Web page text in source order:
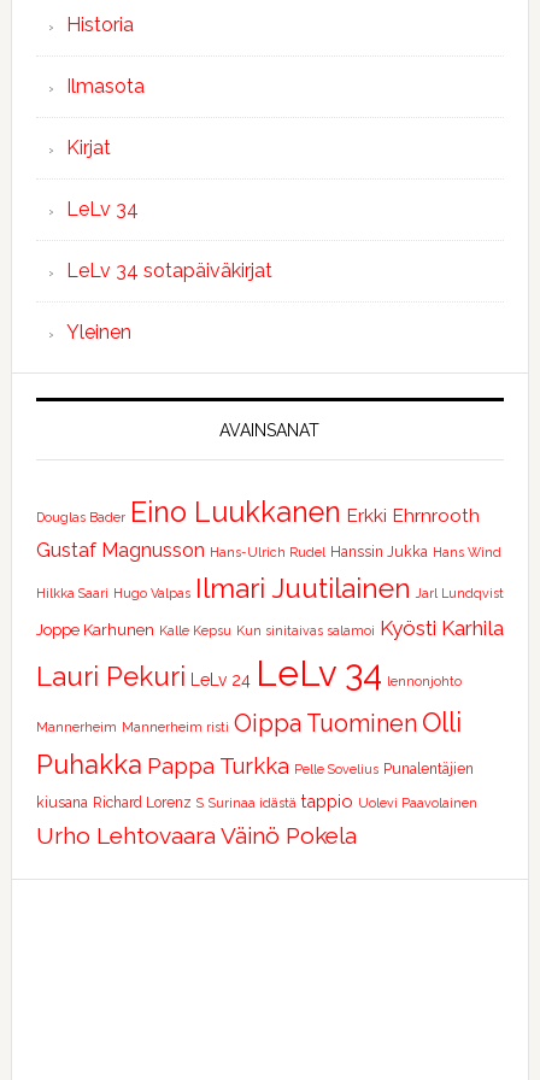
Historia
Ilmasota
Kirjat
LeLv 34
LeLv 34 sotapäiväkirjat
Yleinen
AVAINSANAT
Douglas Bader Eino Luukkanen Erkki Ehrnrooth
Gustaf Magnusson Hans-Ulrich Rudel Hanssin Jukka Hans Wind
Hilkka Saari Hugo Valpas Ilmari Juutilainen Jarl Lundqvist
Joppe Karhunen Kalle Kepsu Kun sinitaivas salamoi Kyösti Karhila
Lauri Pekuri LeLv 24 LeLv 34 lennonjohto
Mannerheim Mannerheim risti Oippa Tuominen Olli
Puhakka Pappa Turkka Pelle Sovelius Punalentäjien
kiusana Richard Lorenz S Surinaa idästä tappio Uolevi Paavolainen
Urho Lehtovaara Väinö Pokela